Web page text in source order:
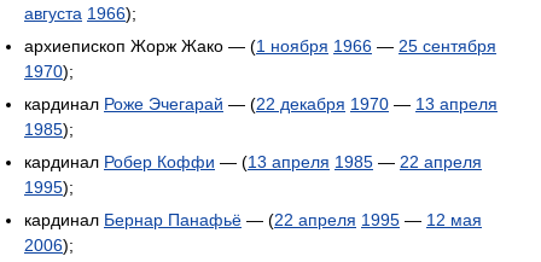
августа 1966);
архиепископ Жорж Жако — (1 ноября 1966 — 25 сентября
1970);
кардинал Роже Эчегарай — (22 декабря 1970 — 13 апреля
1985);
кардинал Робер Коффи — (13 апреля 1985 — 22 апреля
1995);
кардинал Бернар Панафьё — (22 апреля 1995 — 12 мая
2006);